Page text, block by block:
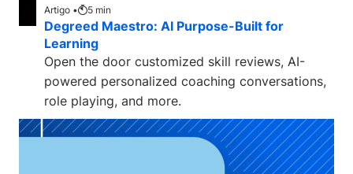
Artigo • 5 min
Degreed Maestro: AI Purpose-Built for
Learning
Open the door customized skill reviews, AI-
powered personalized coaching conversations,
role playing, and more.